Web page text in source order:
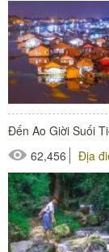
Đến Ao Giời Suối
62,456
Địa